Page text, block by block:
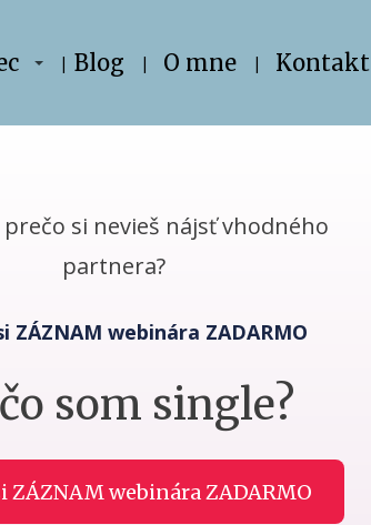
Blog O mne Kontakt
prečo si nevieš nájsť vhodného
partnera?
ZÁZNAM webinára ZADARMO
som single?
ZÁZNAM webinára ZADARMO